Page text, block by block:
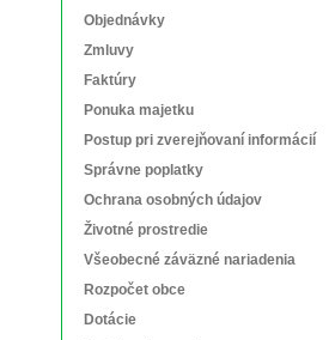
Objednávky
Zmluvy
Faktúry
Ponuka majetku
Postup pri zverejňovaní informácií
Správne poplatky
Ochrana osobných údajov
Životné prostredie
Všeobecné záväzné nariadenia
Rozpočet obce
Dotácie